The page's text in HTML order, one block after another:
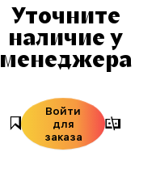
Уточните
наличие у
менеджера
Войти
для
заказа